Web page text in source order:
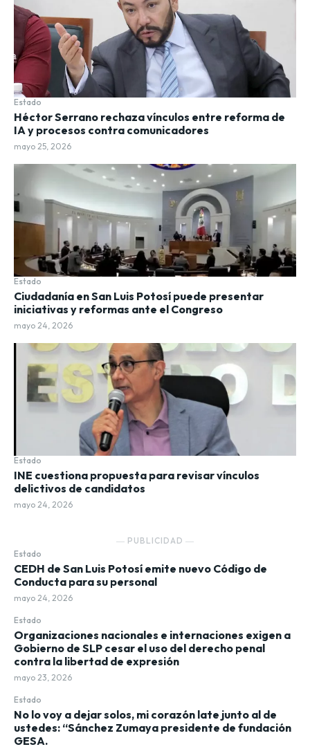
Estado
Héctor Serrano rechaza vínculos entre reforma de
IA y procesos contra comunicadores
mayo 25, 2026
Estado
Ciudadanía en San Luis Potosí puede presentar
iniciativas y reformas ante el Congreso
mayo 24, 2026
Estado
INE cuestiona propuesta para revisar vínculos
delictivos de candidatos
mayo 24, 2026
― PUBLICIDAD ―
Estado
CEDH de San Luis Potosí emite nuevo Código de
Conducta para su personal
mayo 24, 2026
Estado
Organizaciones nacionales e internaciones exigen a
Gobierno de SLP cesar el uso del derecho penal
contra la libertad de expresión
mayo 23, 2026
Estado
No lo voy a dejar solos, mi corazón late junto al de
ustedes: “Sánchez Zumaya presidente de fundación
GESA.